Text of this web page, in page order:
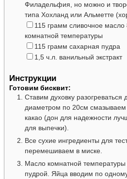
Филадельфия, но можно и
типа Хохланд или Альметте
▢
115 грамм сливочное масло
комнатной температуры
▢
115 грамм сахарная пудра
▢1,5 ч.л. ванильный экстракт
Инструкции
Готовим бисквит:
Ставим духовку
диаметром по 20см
какао (дон для надежности
для выпечки).
Все сухие ингредиенты для
перемешиваем в миске.
Масло комнатной температуры
пудрой. Яйца вводим по